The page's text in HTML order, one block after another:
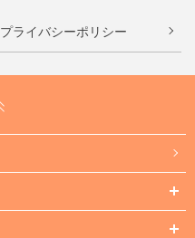
プライバシーポリシー